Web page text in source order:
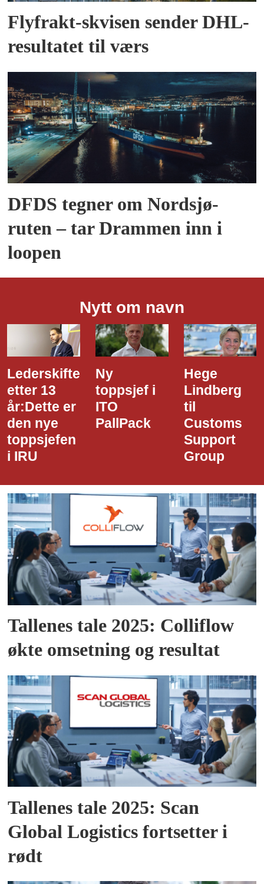
Flyfrakt-skvisen sender DHL-
resultatet til værs
DFDS tegner om Nordsjø-
ruten – tar Drammen inn i
loopen
Nytt om navn
er
Ny
toppsjef i
ITO
PallPack
Lindberg
Customs
Support
den
i
Havn
Tallenes tale 2025: Colliflow
økte omsetning og resultat
Tallenes tale 2025: Scan
Global Logistics fortsetter i
rødt